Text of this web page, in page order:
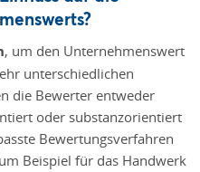
, um den Unternehmenswert
unterschiedlichen
die Bewerter entweder
oder substanzorientiert
Bewertungsverfahren
Beispiel für das Handwerk